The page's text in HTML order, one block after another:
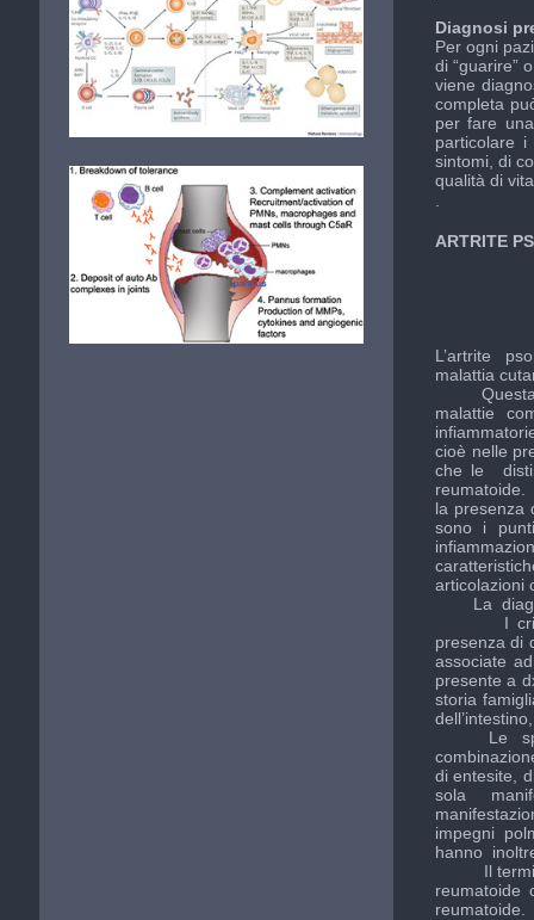
Diagnosi
Per ogni
di “guarire”
viene
completa
per fare
particolare
sintomi, di
qualità di
ARTRITE
L’artrite
malattia
Questa
malattie
cioè nelle
che le
reumatoide.
la presenza
sono i
articolazioni
La
I criteri
presenza di
associate
presente a
storia
Le
di entesite,
sola
impegni
hanno
Il termine
reumatoide
reumatoide.